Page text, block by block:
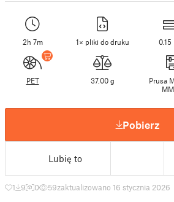
2h 7m 1× pliki do druku 0.15
PET 37.00 g
Prusa
Pobierz
Lubię to
1 9 0 59zaktualizowano 16 stycznia 2026